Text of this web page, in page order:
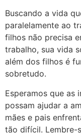
Buscando a vida
paralelamente ao
filhos não precisa
trabalho, sua vida
além dos filhos é
sobretudo.
Esperamos que as
possam ajudar a
mães e pais
tão difícil. Lembre-